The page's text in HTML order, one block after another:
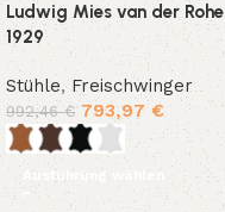
Ludwig Mies van der Rohe
1929
Stühle,Freischwinger
992,46€ 793,97€
Ausführung wählen